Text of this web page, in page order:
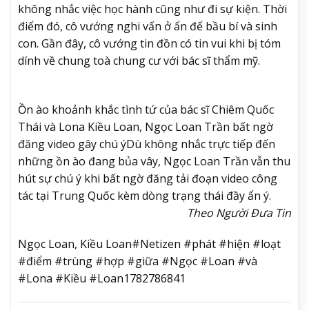
không nhắc việc học hành cũng như đi sự kiện. Thời
điểm đó, cô vướng nghi vấn ở ẩn để bầu bí và sinh
con. Gần đây, cô vướng tin đồn có tin vui khi bị tóm
dính về chung toà chung cư với bác sĩ thẩm mỹ.
Ồn ào khoảnh khắc tình tứ của bác sĩ Chiêm Quốc
Thái và Lona Kiều Loan, Ngọc Loan Trần bất ngờ
đăng video gây chú ýDù không nhắc trực tiếp đến
những ồn ào đang bủa vây, Ngọc Loan Trần vẫn thu
hút sự chú ý khi bất ngờ đăng tải đoạn video công
tác tại Trung Quốc kèm dòng trạng thái đầy ẩn ý.
Theo Người Đưa Tin
Ngọc Loan, Kiều Loan#Netizen #phát #hiện #loạt
#điểm #trùng #hợp #giữa #Ngọc #Loan #và
#Lona #Kiều #Loan1782786841